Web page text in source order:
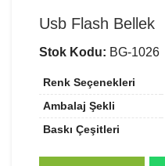
Usb Flash Bellek
Stok Kodu: BG-1026
Renk Seçenekleri
Ambalaj Şekli
Baskı Çeşitleri